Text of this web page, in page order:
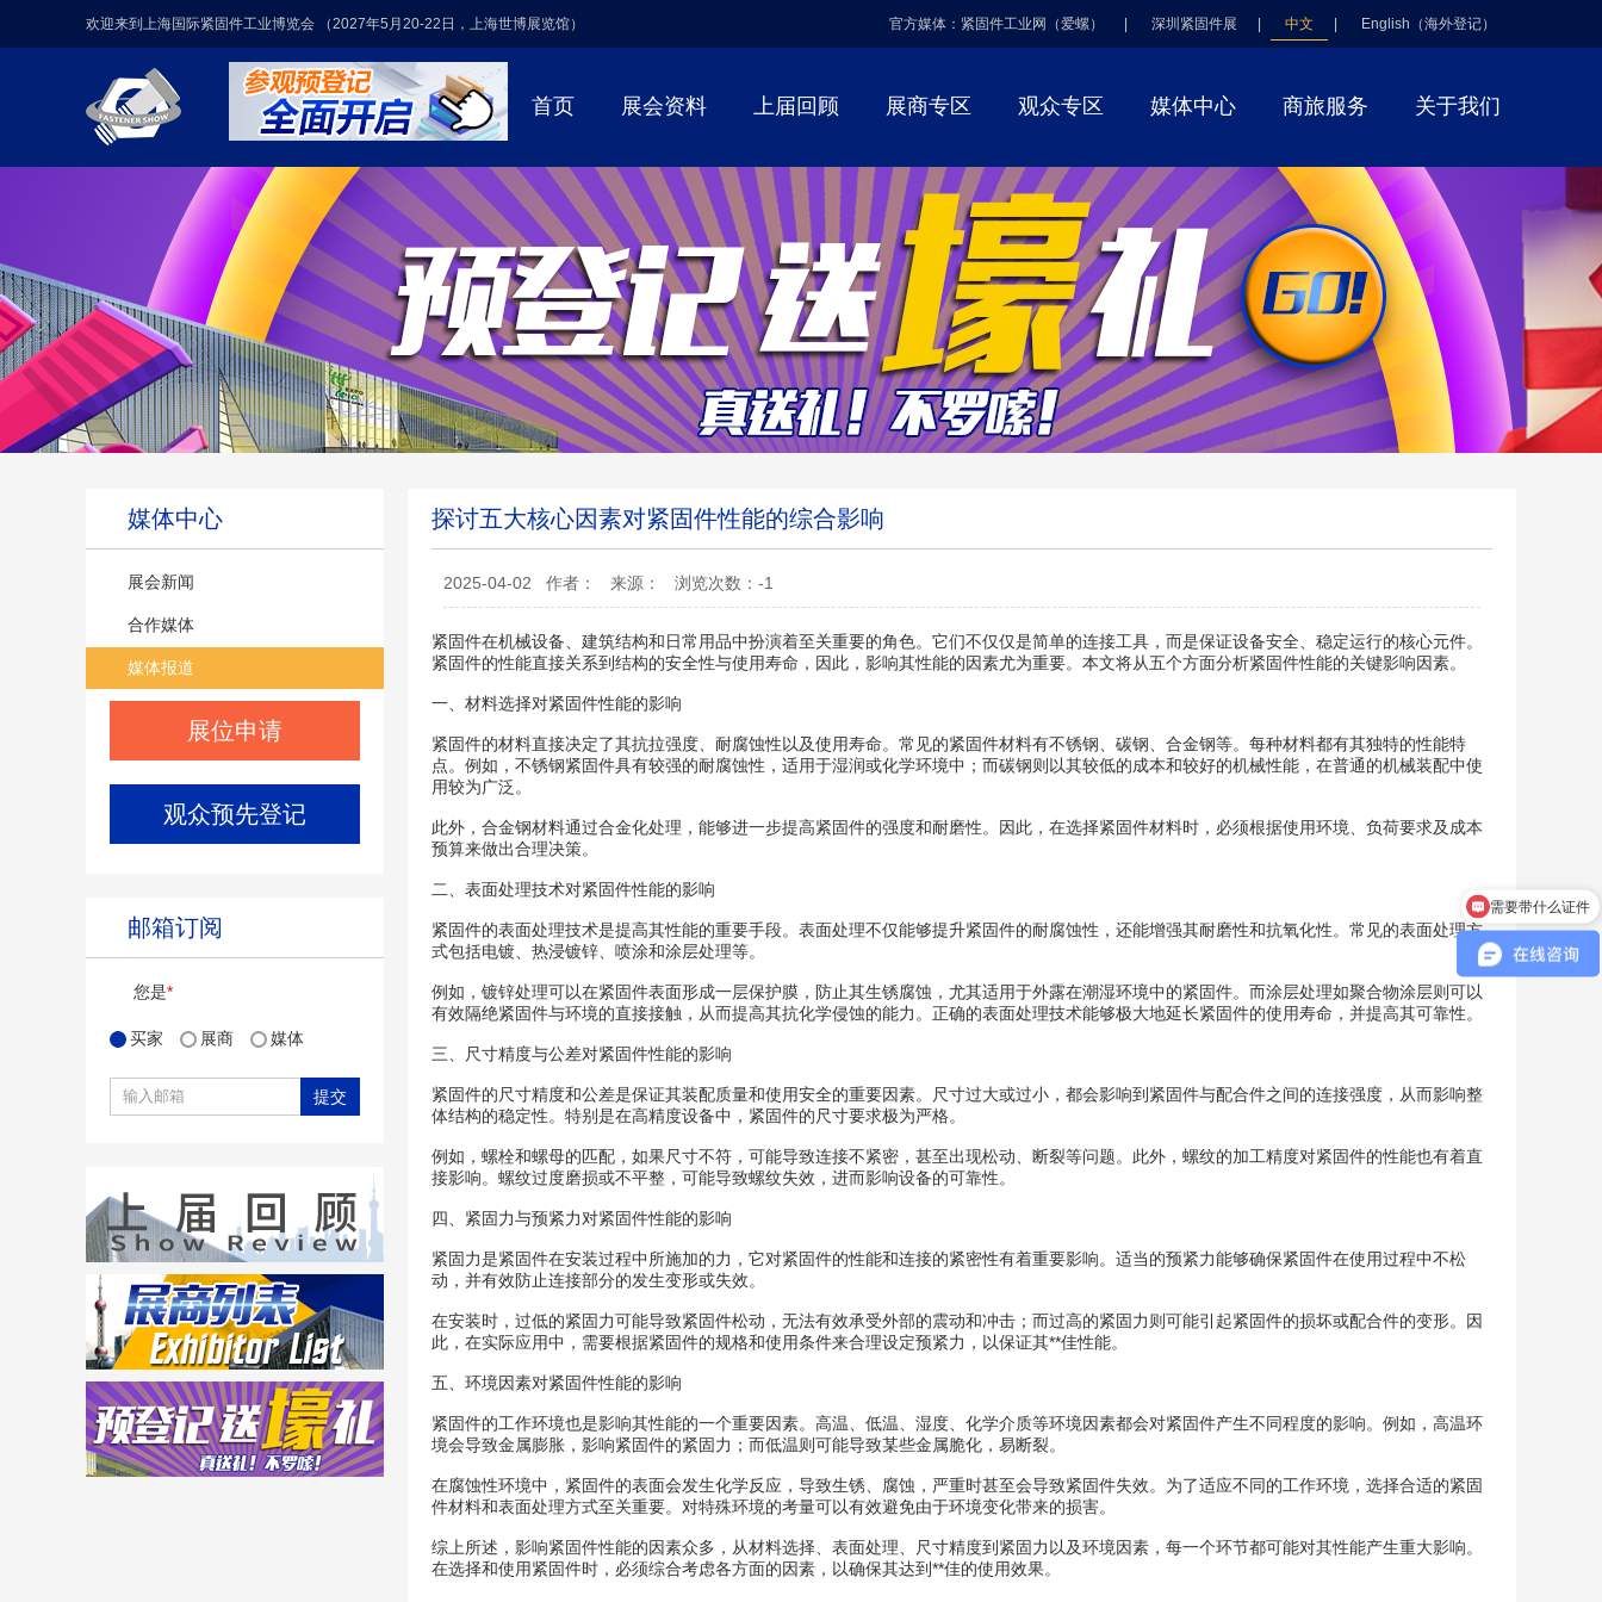
欢迎来到上海国际紧固件工业博览会 （2027年5月20-22日，上海世博展览馆） 官方媒体：紧固件工业网（爱螺） 深圳紧固件展 中文 English（海外登记）
首页 展会资料 上届回顾 展商专区 观众专区 媒体中心 商旅服务 关于我们
媒体中心
展会新闻
合作媒体
媒体报道
展位申请
观众预先登记
邮箱订阅
您是*
买家 展商 媒体
探讨五大核心因素对紧固件性能的综合影响
2025-04-02 作者： 来源： 浏览次数：-1
紧固件在机械设备、建筑结构和日常用品中扮演着至关重要的角色。它们不仅仅是简单的连接工具，而是保证设备安全、稳定运行的核心元件。
紧固件的性能直接关系到结构的安全性与使用寿命，因此，影响其性能的因素尤为重要。本文将从五个方面分析紧固件性能的关键影响因素。
一、材料选择对紧固件性能的影响
紧固件的材料直接决定了其抗拉强度、耐腐蚀性以及使用寿命。常见的紧固件材料有不锈钢、碳钢、合金钢等。每种材料都有其独特的性能特
点。例如，不锈钢紧固件具有较强的耐腐蚀性，适用于湿润或化学环境中；而碳钢则以其较低的成本和较好的机械性能，在普通的机械装配中使
用较为广泛。
此外，合金钢材料通过合金化处理，能够进一步提高紧固件的强度和耐磨性。因此，在选择紧固件材料时，必须根据使用环境、负荷要求及成本
预算来做出合理决策。
二、表面处理技术对紧固件性能的影响
紧固件的表面处理技术是提高其性能的重要手段。表面处理不仅能够提升紧固件的耐腐蚀性，还能增强其耐磨性和抗氧化性。常见的表面处理方
式包括电镀、热浸镀锌、喷涂和涂层处理等。
例如，镀锌处理可以在紧固件表面形成一层保护膜，防止其生锈腐蚀，尤其适用于外露在潮湿环境中的紧固件。而涂层处理如聚合物涂层则可以
有效隔绝紧固件与环境的直接接触，从而提高其抗化学侵蚀的能力。正确的表面处理技术能够极大地延长紧固件的使用寿命，并提高其可靠性。
三、尺寸精度与公差对紧固件性能的影响
紧固件的尺寸精度和公差是保证其装配质量和使用安全的重要因素。尺寸过大或过小，都会影响到紧固件与配合件之间的连接强度，从而影响整
体结构的稳定性。特别是在高精度设备中，紧固件的尺寸要求极为严格。
例如，螺栓和螺母的匹配，如果尺寸不符，可能导致连接不紧密，甚至出现松动、断裂等问题。此外，螺纹的加工精度对紧固件的性能也有着直
接影响。螺纹过度磨损或不平整，可能导致螺纹失效，进而影响设备的可靠性。
四、紧固力与预紧力对紧固件性能的影响
紧固力是紧固件在安装过程中所施加的力，它对紧固件的性能和连接的紧密性有着重要影响。适当的预紧力能够确保紧固件在使用过程中不松
动，并有效防止连接部分的发生变形或失效。
在安装时，过低的紧固力可能导致紧固件松动，无法有效承受外部的震动和冲击；而过高的紧固力则可能引起紧固件的损坏或配合件的变形。因
此，在实际应用中，需要根据紧固件的规格和使用条件来合理设定预紧力，以保证其**佳性能。
五、环境因素对紧固件性能的影响
紧固件的工作环境也是影响其性能的一个重要因素。高温、低温、湿度、化学介质等环境因素都会对紧固件产生不同程度的影响。例如，高温环
境会导致金属膨胀，影响紧固件的紧固力；而低温则可能导致某些金属脆化，易断裂。
在腐蚀性环境中，紧固件的表面会发生化学反应，导致生锈、腐蚀，严重时甚至会导致紧固件失效。为了适应不同的工作环境，选择合适的紧固
件材料和表面处理方式至关重要。对特殊环境的考量可以有效避免由于环境变化带来的损害。
综上所述，影响紧固件性能的因素众多，从材料选择、表面处理、尺寸精度到紧固力以及环境因素，每一个环节都可能对其性能产生重大影响。
在选择和使用紧固件时，必须综合考虑各方面的因素，以确保其达到**佳的使用效果。
需要带什么证件